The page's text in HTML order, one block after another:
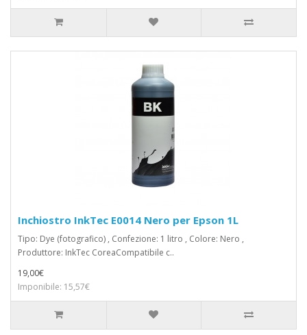
Inchiostro InkTec E0014 Nero per Epson 1L
Tipo: Dye (fotografico) , Confezione: 1 litro , Colore: Nero ,
Produttore: InkTec CoreaCompatibile c..
19,00€
Imponibile: 15,57€